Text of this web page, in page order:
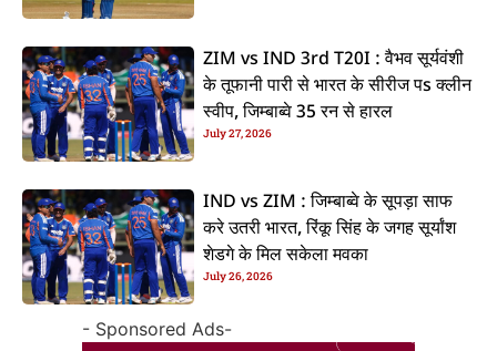
ZIM vs IND 3rd T20I : वैभव सूर्यवंशी
के तूफानी पारी से भारत के सीरीज पs क्लीन
स्वीप, जिम्बाब्वे 35 रन से हारल
July 27, 2026
IND vs ZIM : जिम्बाब्वे के सूपड़ा साफ
करे उतरी भारत, रिंकू सिंह के जगह सूर्यांश
शेडगे के मिल सकेला मवका
July 26, 2026
- Sponsored Ads-